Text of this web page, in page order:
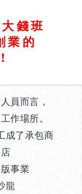
錢班
業的
員而言，
作場所。
成了承包商
事業
龍